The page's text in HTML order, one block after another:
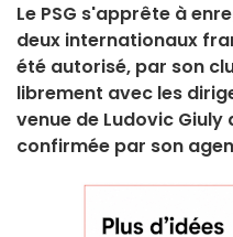
Le PSG s'apprête à
deux internationaux
été autorisé, par son
librement avec les
venue de Ludovic
confirmée par son